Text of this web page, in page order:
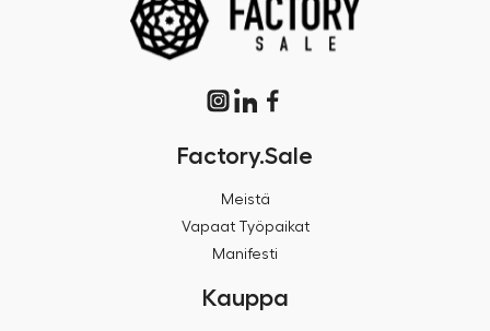
Factory.Sale
Meistä
Vapaat Työpaikat
Manifesti
Kauppa